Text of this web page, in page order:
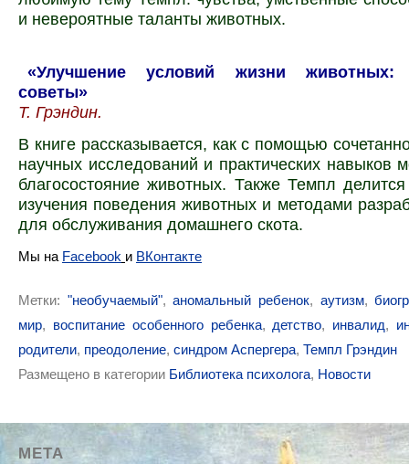
и невероятные таланты животных.
«Улучшение условий жизни животных:
советы»
Т. Грэндин.
В книге рассказывается, как с помощью
научных исследований и практических навыков
благосостояние животных. Также Темпл
изучения поведения животных и методами
для обслуживания домашнего скота.
Мы на Facebook и ВКонтакте
Метки: "необучаемый",аномальный ребенок, аутизм,
мир, воспитание особенного ребенка, детство, инвалид,
родители, преодоление, синдром Аспергера, Темпл Грэндин
Размещено в категории Библиотека психолога, Новости
МЕТА